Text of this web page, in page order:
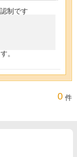
制です
。
0 件